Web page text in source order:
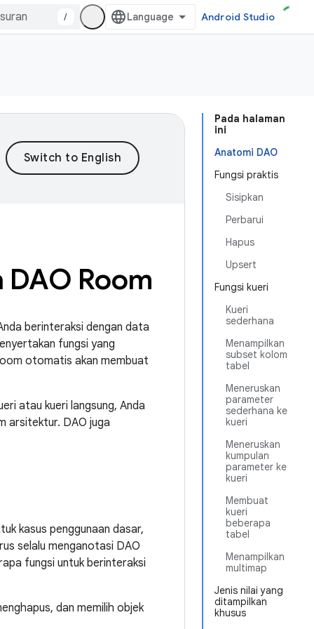
/ Android Studio
Pada halaman
ini
Anatomi DAO
Fungsi praktis
Sisipkan
Perbarui
Hapus
Upsert
Fungsi kueri
Kueri
sederhana
Menampilkan
subset kolom
tabel
Meneruskan
parameter
sederhana ke
kueri
Meneruskan
kumpulan
parameter ke
kueri
Membuat
kueri
beberapa
tabel
Menampilkan
multimap
Jenis nilai yang
ditampilkan
khusus
Room
berinteraksi dengan data
fungsi yang
otomatis akan membuat
atau kueri langsung, Anda
arsitektur. DAO juga
kasus penggunaan dasar,
selalu menganotasi DAO
fungsi untuk berinteraksi
dan memilih objek